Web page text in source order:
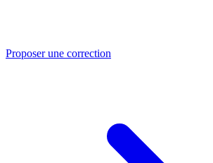
Proposer une correction